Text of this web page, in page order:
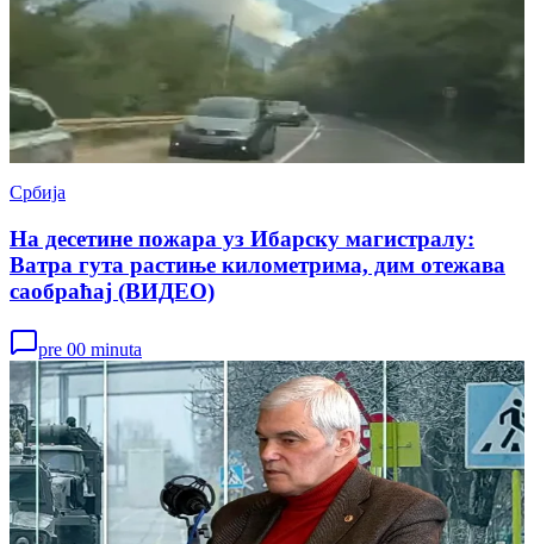
Србија
На десетине пожара уз Ибарску магистралу:
Ватра гута растиње километрима, дим отежава
саобраћај (ВИДЕО)
pre 00 minuta